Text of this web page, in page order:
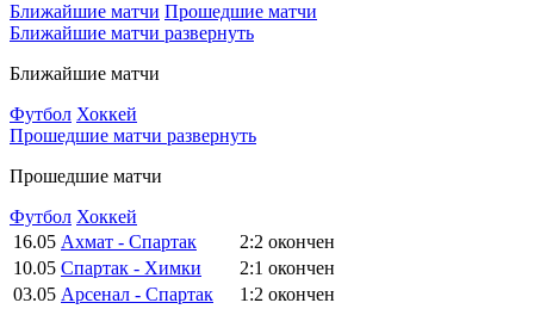
Ближайшие матчи Прошедшие матчи
Ближайшие матчи развернуть
Ближайшие матчи
Футбол Хоккей
Прошедшие матчи развернуть
Прошедшие матчи
Футбол Хоккей
16.05 Ахмат - Спартак 2:2 окончен
10.05 Спартак - Химки 2:1 окончен
03.05 Арсенал - Спартак 1:2 окончен